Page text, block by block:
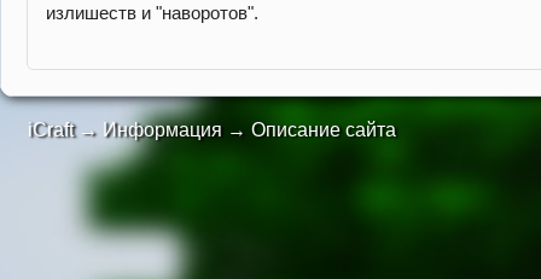
излишеств и "наворотов".
iCraft → Информация →Описание сайта